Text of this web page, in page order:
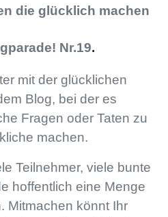
die glücklich machen
Nr.19.
mit der glücklichen
Blog, bei der es
Fragen oder Taten zu
machen.
Teilnehmer, viele bunte
hoffentlich eine Menge
Mitmachen könnt Ihr